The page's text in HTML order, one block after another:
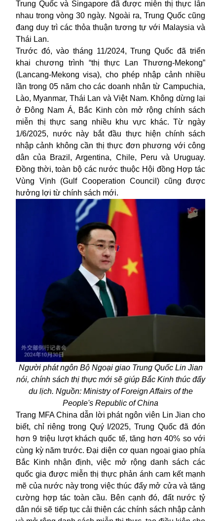
Trung Quốc và Singapore đã được miễn thị thực lẫn
nhau trong vòng 30 ngày. Ngoài ra, Trung Quốc cũng
đang duy trì các thỏa thuận tương tự với Malaysia và
Thái Lan.
Trước đó, vào tháng 11/2024, Trung Quốc đã triển
khai chương trình “thị thực Lan Thương-Mekong”
(Lancang-Mekong visa), cho phép nhập cảnh nhiều
lần trong 05 năm cho các doanh nhân từ Campuchia,
Lào, Myanmar, Thái Lan và Việt Nam. Không dừng lại
ở Đông Nam Á, Bắc Kinh còn mở rộng chính sách
miễn thị thực sang nhiều khu vực khác. Từ ngày
1/6/2025, nước này bắt đầu thực hiện chính sách
nhập cảnh không cần thị thực đơn phương với công
dân của Brazil, Argentina, Chile, Peru và Uruguay.
Đồng thời, toàn bộ các nước thuộc Hội đồng Hợp tác
Vùng Vịnh (Gulf Cooperation Council) cũng được
hưởng lợi từ chính sách mới.
Người phát ngôn Bộ Ngoại giao Trung Quốc Lin Jian
nói, chính sách thị thực mới sẽ giúp Bắc Kinh thúc đẩy
du lịch. Nguồn: Ministry of Foreign Affairs of the
People's Republic of China
Trang MFA China dẫn lời phát ngôn viên Lin Jian cho
biết, chỉ riêng trong Quý I/2025, Trung Quốc đã đón
hơn 9 triệu lượt khách quốc tế, tăng hơn 40% so với
cùng kỳ năm trước. Đại diện cơ quan ngoại giao phía
Bắc Kinh nhận định, việc mở rộng danh sách các
quốc gia được miễn thị thực phản ánh cam kết mạnh
mẽ của nước này trong việc thúc đẩy mở cửa và tăng
cường hợp tác toàn cầu. Bên cạnh đó, đất nước tỷ
dân nói sẽ tiếp tục cải thiện các chính sách nhập cảnh